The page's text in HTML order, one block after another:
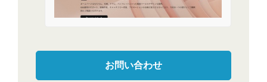
お問い合わせ